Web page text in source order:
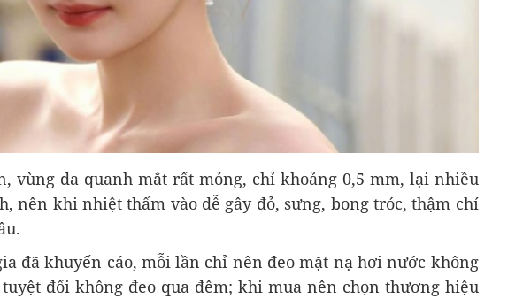
vùng da quanh mắt rất mỏng, chỉ khoảng 0,5 mm, lại nhiều
nên khi nhiệt thấm vào dễ gây đỏ, sưng, bong tróc, thậm chí
đã khuyến cáo, mỗi lần chỉ nên đeo mặt nạ hơi nước không
đối không đeo qua đêm; khi mua nên chọn thương hiệu